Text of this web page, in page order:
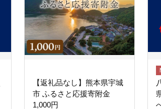
【返礼品なし】熊本県宇城
市 ふるさと応援寄附金
1,000円